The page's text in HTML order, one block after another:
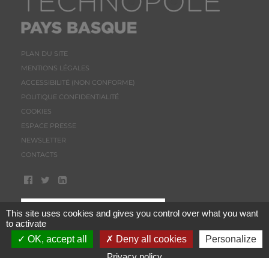
PLAN DU SITE
MENTIONS LÉGALES
ACCESSIBILITÉ (NON CONFORME)
POLITIQUE CONFIDENTIALITÉ
COOKIES
ESPACE PRESSE
NEWSLETTER
CONTACTS
This site uses cookies and gives you control over what you want
to activate
OK, accept all
Deny all cookies
Personalize